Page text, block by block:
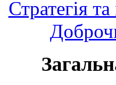
Стратегія